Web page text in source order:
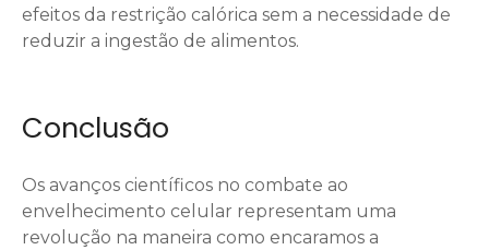
efeitos da restrição calórica sem a necessidade de
reduzir a ingestão de alimentos.
Conclusão
Os avanços científicos no combate ao
envelhecimento celular representam uma
revolução na maneira como encaramos a